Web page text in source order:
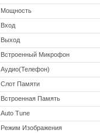
Мощность
Вход
Выход
Встроенный Микрофон
Аудио(Телефон)
Слот Памяти
Встроенная Память
Auto Tune
Режим Изображения